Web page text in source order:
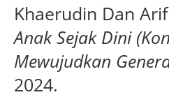
Khaerudin Dan
Anak Sejak Dini
Mewujudkan
2024.